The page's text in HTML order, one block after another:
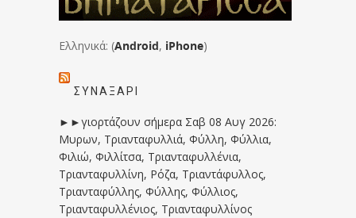
Ελληνικά: (Android, iPhone)
ΣΥΝΑΞΆΡΙ
►►γιορτάζουν σήμερα Σαβ 08 Αυγ 2026:
Μυρων, Τριανταφυλλιά, Φύλλη, Φύλλια,
Φιλιώ, Φιλλίτσα, Τριανταφυλλένια,
Τριανταφυλλίνη, Ρόζα, Τριαντάφυλλος,
Τριανταφύλλης, Φύλλης, Φύλλιος,
Τριανταφυλλένιος, Τριανταφυλλίνος